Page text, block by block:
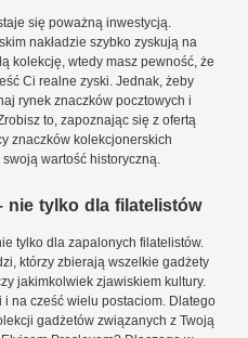
się poważną inwestycją.
nakładzie szybko zyskują na
kolekcję, wtedy masz pewność, że
Ci realne zyski. Jednak, żeby
rynek znaczków pocztowych i
to, zapoznając się z ofertą
znaczków kolekcjonerskich
wartość historyczną.
nie tylko dla filatelistów
tylko dla zapalonych filatelistów.
którzy zbierają wszelkie gadżety
jakimkolwiek zjawiskiem kultury.
na cześć wielu postaciom. Dlatego
gadżetów związanych z Twoją